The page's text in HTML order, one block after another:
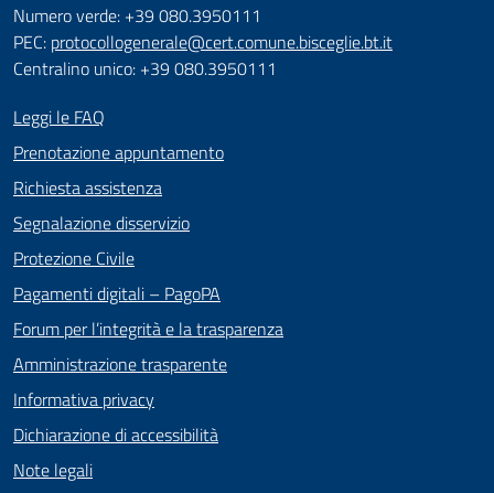
Numero verde: +39 080.3950111
PEC: protocollogenerale@cert.comune.bisceglie.bt.it
Centralino unico: +39 080.3950111
Leggi le FAQ
Prenotazione appuntamento
Richiesta assistenza
Segnalazione disservizio
Protezione Civile
Pagamenti digitali – PagoPA
Forum per l’integrità e la trasparenza
Amministrazione trasparente
Informativa privacy
Dichiarazione di accessibilità
Note legali